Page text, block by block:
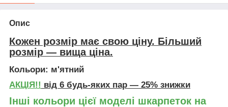
Опис
Кожен розмір має свою ціну. Більший
розмір — вища ціна.
Кольори: м'ятний
АКЦІЯ!! від 6 будь-яких пар — 25% знижки
Інші кольори цієї моделі шкарпеток на